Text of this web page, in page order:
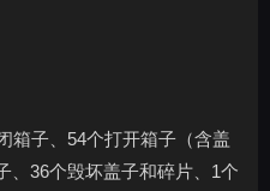
箱子、54个打开箱子（含盖
、36个毁坏盖子和碎片、1个